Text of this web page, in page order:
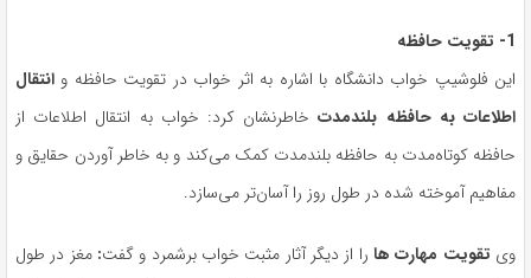
1- تقویت حافظه
این فلوشیپ خواب دانشگاه با اشاره به اثر خواب در تقویت حافظه و انتقال
اطلاعات به حافظه بلندمدتخاطرنشان کرد: خواب به انتقال اطلاعات از
حافظه کوتاه‌مدت به حافظه بلندمدت کمک می‌کند و به خاطر آوردن حقایق و
مفاهیم آموخته شده در طول روز را آسان‌تر می‌سازد.
وی تقویت مهارت ها را از دیگر آثار مثبت خواب برشمرد و گفت: مغز در طول